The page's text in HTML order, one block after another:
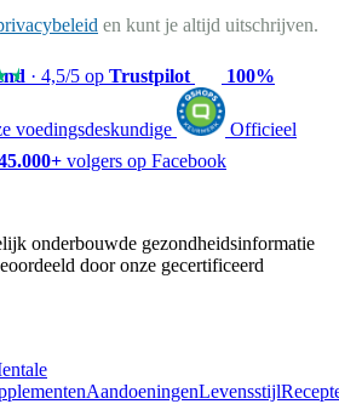
en kunt je altijd uitschrijven.
· 4,5/5 op Trustpilot 100%
voedingsdeskundige
Officieel
volgers op Facebook
onderbouwde gezondheidsinformatie
door onze gecertificeerd
AandoeningenLevensstijl